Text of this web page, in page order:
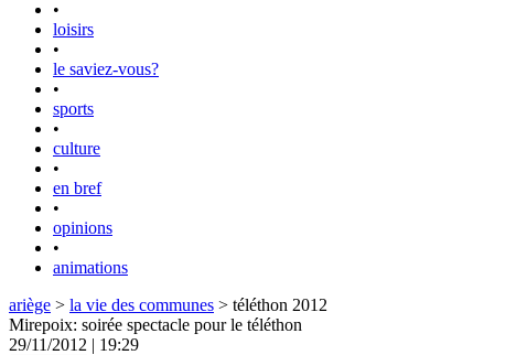
•
loisirs
•
le saviez-vous?
•
sports
•
culture
•
en bref
•
opinions
•
animations
ariège > la vie des communes > téléthon 2012
Mirepoix: soirée spectacle pour le téléthon
29/11/2012 | 19:29